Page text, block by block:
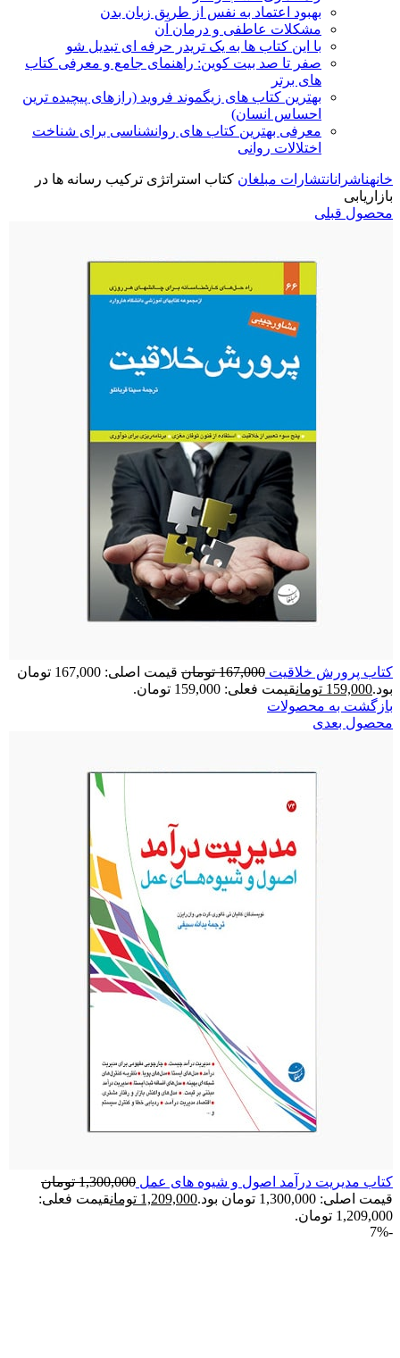
بهبود اعتماد به نفس از طریق زبان بدن
مشکلات عاطفی و درمان آن
با این کتاب ها به یک تریدر حرفه ای تبدیل شو
صفر تا صد بیت کوین: راهنمای جامع و معرفی کتاب
های برتر
بهترین کتاب های زیگموند فروید (رازهای پیچیده ترین
احساس انسان)
معرفی بهترین کتاب های روانشناسی برای شناخت
اختلالات روانی
خانهناشرانانتشارات مبلغان کتاب استراتژی ترکیب رسانه ها در
بازاریابی
محصول قبلی
کتاب پرورش خلاقیت 167,000 تومان
قیمت اصلی: 167,000 تومان
بود.159,000 تومانقیمت فعلی: 159,000 تومان.
بازگشت به محصولات
محصول بعدی
کتاب مديريت درآمد اصول و شيوه های عمل 1,300,000 تومان
قیمت اصلی: 1,300,000 تومان بود.
1,209,000 تومانقیمت فعلی:
1,209,000 تومان.
-7%